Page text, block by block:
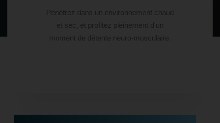
Pénétrez dans un environnement chaud
et sec, et profitez pleinement d'un
moment de détente neuro-musculaire.